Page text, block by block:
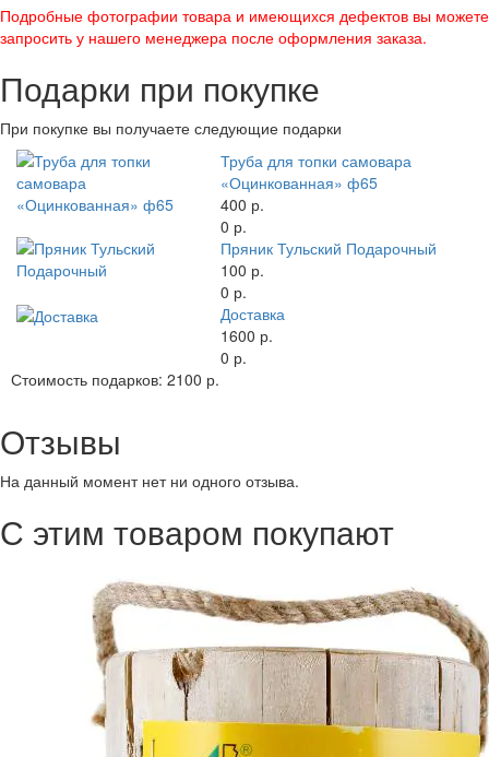
Подробные фотографии товара и имеющихся дефектов вы можете
запросить у нашего менеджера после оформления заказа.
Подарки при покупке
При покупке вы получаете следующие подарки
Труба для топки самовара
«Оцинкованная» ф65
400 р.
0 р.
Пряник Тульский Подарочный
100 р.
0 р.
Доставка
1600 р.
0 р.
Стоимость подарков: 2100 р.
Отзывы
На данный момент нет ни одного отзыва.
С этим товаром покупают